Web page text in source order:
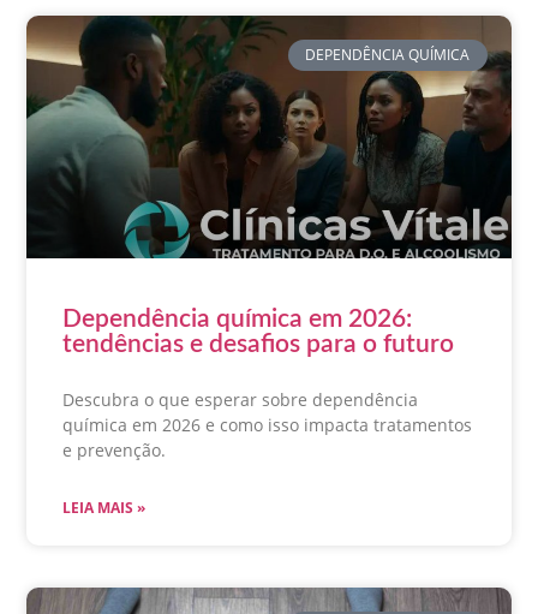
DEPENDÊNCIA QUÍMICA
Dependência química em 2026:
tendências e desafios para o futuro
Descubra o que esperar sobre dependência
química em 2026 e como isso impacta tratamentos
e prevenção.
LEIA MAIS »